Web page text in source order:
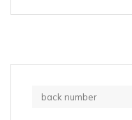
back number